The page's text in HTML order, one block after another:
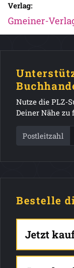
Verlag:
Gmeiner-
Nutze die PLZ-
Deiner Nähe zu
Postleitzahl
Bestelle
Jetzt